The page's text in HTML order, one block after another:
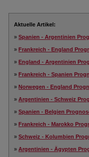
Aktuelle Artikel:
»Spanien - Argentinien
»Frankreich - England
»England - Argentinien
»Frankreich - Spanien
»Norwegen - England
»Argentinien - Schweiz
»Spanien - Belgien
»Frankreich - Marokko
»Schweiz - Kolumbien
»Argentinien - Ägypten